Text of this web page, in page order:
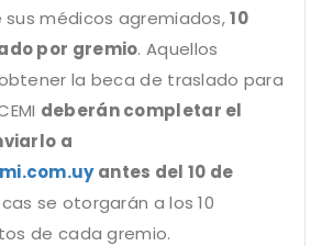
sus médicos agremiados,10
por gremio. Aquellos
la beca de traslado para
deberán completar el
a
antes del 10 de
se otorgarán a los 10
de cada gremio.